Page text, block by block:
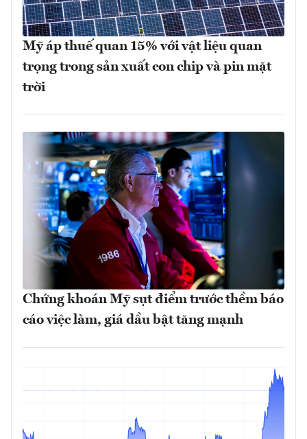
Mỹ áp thuế quan 15% với vật liệu quan
trọng trong sản xuất con chip và pin mặt
trời
Chứng khoán Mỹ sụt điểm trước thềm báo
cáo việc làm, giá dầu bật tăng mạnh